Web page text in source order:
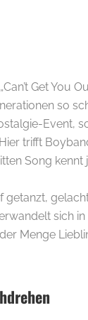
Get You
so
Event,
trifft
Song kennt
getanzt,
sich
Menge